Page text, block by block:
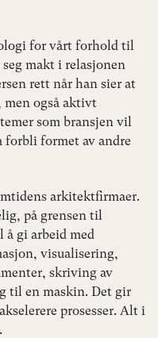
for vårt forhold til
makt i relasjonen
rett når han sier at
men også aktivt
som bransjen vil
forbli formet av andre
arkitektfirmaer.
på grensen til
gi arbeid med
visualisering,
skriving av
til en maskin. Det gir
prosesser. Alt i